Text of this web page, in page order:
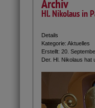
Archiv
Hl. Nikolaus in
Details
Kategorie: Aktuelles
Erstellt: 20.
Der. Hl. Nikolaus